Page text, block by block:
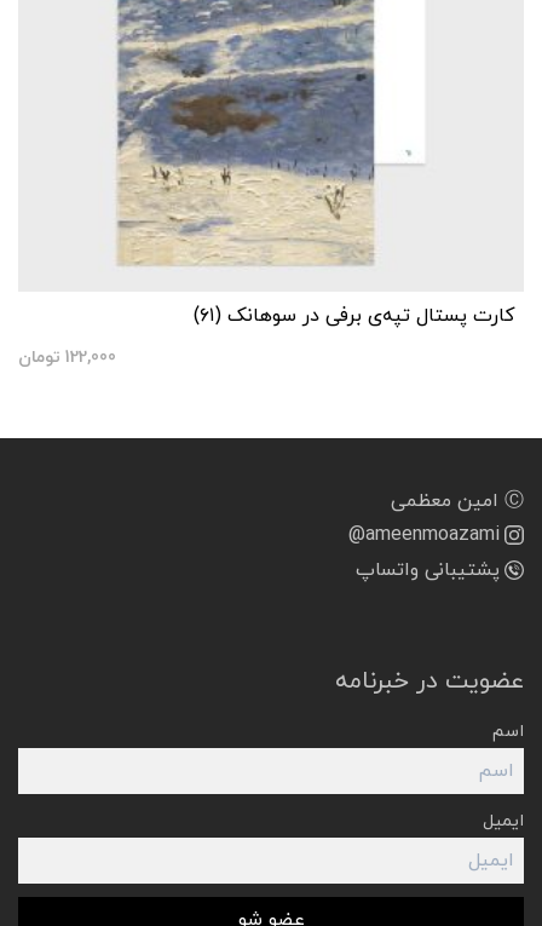
کارت پستال تپه‌ی برفی در سوهانک (۶۱)
122,000 تومان
Ⓒ امین معظمی
@ameenmoazami
پشتیبانی واتساپ
عضویت در خبرنامه
اسم
ایمیل